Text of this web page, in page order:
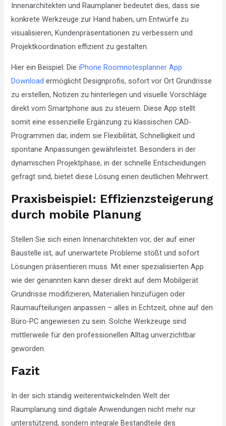
Innenarchitekten und Raumplaner bedeutet dies, dass sie
konkrete Werkzeuge zur Hand haben, um Entwürfe zu
visualisieren, Kundenpräsentationen zu verbessern und
Projektkoordination effizient zu gestalten.
Hier ein Beispiel: DieiPhone Roomnotesplanner App
Download ermöglicht Designprofis, sofort vor Ort Grundrisse
zu erstellen, Notizen zu hinterlegen und visuelle Vorschläge
direkt vom Smartphone aus zu steuern. Diese App stellt
somit eine essenzielle Ergänzung zu klassischen CAD-
Programmen dar, indem sie Flexibilität, Schnelligkeit und
spontane Anpassungen gewährleistet. Besonders in der
dynamischen Projektphase, in der schnelle Entscheidungen
gefragt sind, bietet diese Lösung einen deutlichen Mehrwert.
Praxisbeispiel: Effizienzsteigerung
durch mobile Planung
Stellen Sie sich einen Innenarchitekten vor, der auf einer
Baustelle ist, auf unerwartete Probleme stößt und sofort
Lösungen präsentieren muss. Mit einer spezialisierten App
wie der genannten kann dieser direkt auf dem Mobilgerät
Grundrisse modifizieren, Materialien hinzufügen oder
Raumaufteilungen anpassen – alles in Echtzeit, ohne auf den
Büro-PC angewiesen zu sein. Solche Werkzeuge sind
mittlerweile für den professionellen Alltag unverzichtbar
geworden.
Fazit
In der sich ständig weiterentwickelnden Welt der
Raumplanung sind digitale Anwendungen nicht mehr nur
unterstützend, sondern integrale Bestandteile des